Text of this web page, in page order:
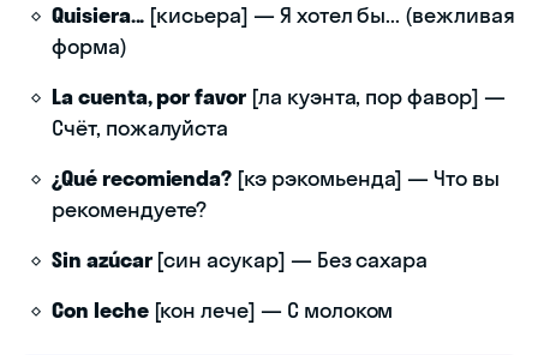
Quisiera... [кисьера] — Я хотел бы... (вежливая
форма)
La cuenta, por favor [ла куэнта, пор фавор] —
Счёт, пожалуйста
¿Qué recomienda? [кэ рэкомьенда] — Что вы
рекомендуете?
Sin azúcar[син асукар] — Без сахара
Con leche[кон лече] — С молоком